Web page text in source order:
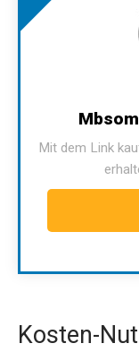
Mit dem Link
Kosten-